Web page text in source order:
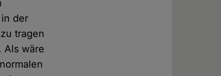
der
tragen
Als wäre